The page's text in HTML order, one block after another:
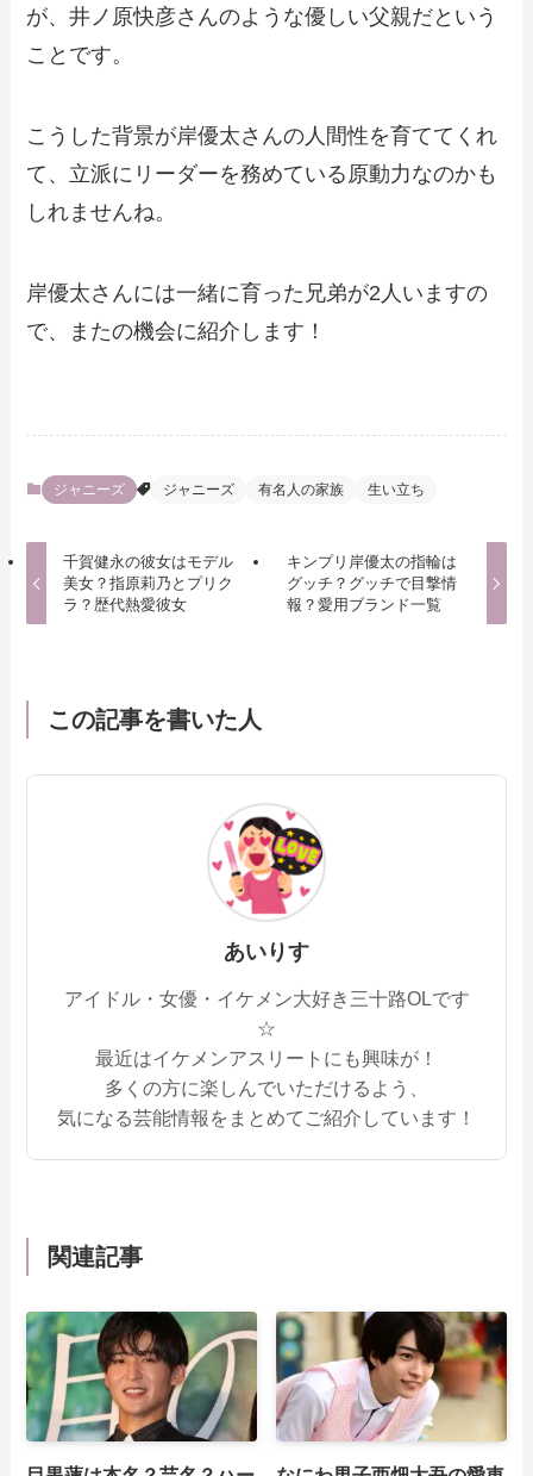
が、井ノ原快彦さんのような優しい父親だという
ことです。
こうした背景が岸優太さんの人間性を育ててくれ
て、立派にリーダーを務めている原動力なのかも
しれませんね。
岸優太さんには一緒に育った兄弟が2人いますの
で、またの機会に紹介します！
ジャニーズ ジャニーズ 有名人の家族 生い立ち
千賀健永の彼女はモデル
美女？指原莉乃とプリク
ラ？歴代熱愛彼女
キンプリ岸優太の指輪は
グッチ？グッチで目撃情
報？愛用ブランド一覧
この記事を書いた人
あいりす
アイドル・女優・イケメン大好き三十路OLです
☆
最近はイケメンアスリートにも興味が！
多くの方に楽しんでいただけるよう、
気になる芸能情報をまとめてご紹介しています！
関連記事